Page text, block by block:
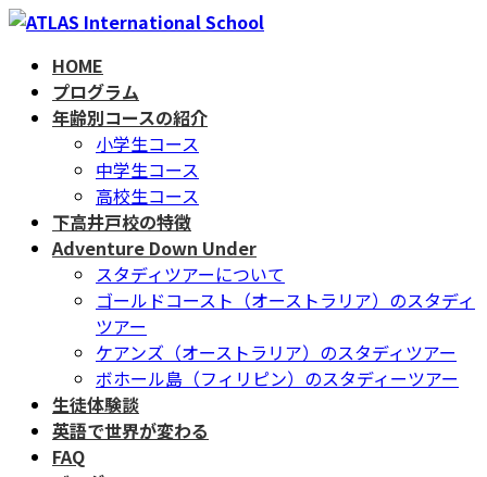
コ
ナ
HOME
プログラム
年齢別コースの紹介
小学生コース
中学生コース
高校生コース
下高井戸校の特徴
Adventure Down Under
スタディツアーについて
ゴールドコースト（オーストラリア）のスタディ
ツアー
ケアンズ（オーストラリア）のスタディツアー
ボホール島（フィリピン）のスタディーツアー
生徒体験談
英語で世界が変わる
FAQ